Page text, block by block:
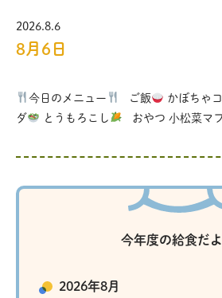
2026.8.6
8月6日
今日のメニュー ご飯
かぼちゃ
ダ
とうもろこし おやつ 小松菜マ
今年度の給食だ
2026年8月